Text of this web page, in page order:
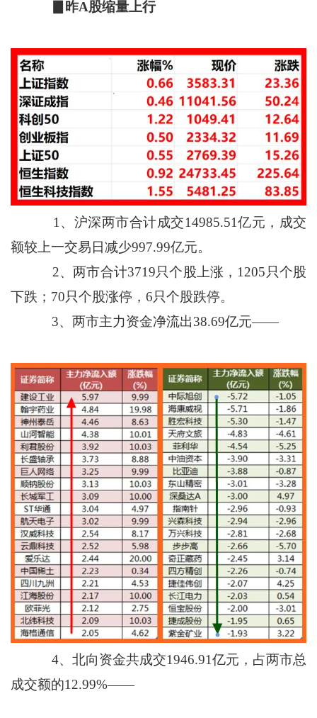
▊昨A股缩量上行
1、沪深两市合计成交14985.51亿元，成交
额较上一交易日减少997.99亿元。
2、两市合计3719只个股上涨，1205只个股
下跌；70只个股涨停，6只个股跌停。
3、两市主力资金净流出38.69亿元——
4、北向资金共成交1946.91亿元，占两市总
成交额的12.99%——